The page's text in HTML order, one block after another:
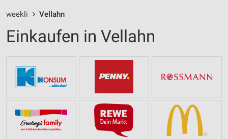
weekli Vellahn
Einkaufen in Vellahn